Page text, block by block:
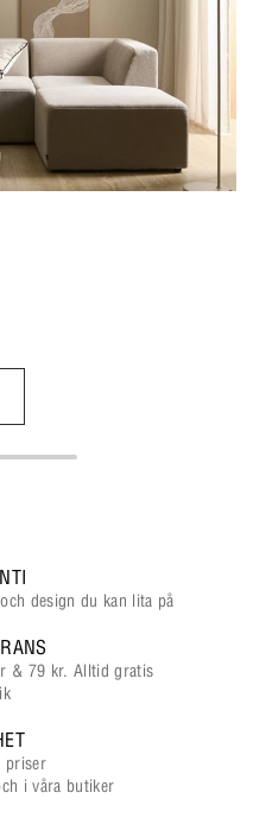
design du kan lita på
& 79 kr. Alltid gratis
priser
i våra butiker